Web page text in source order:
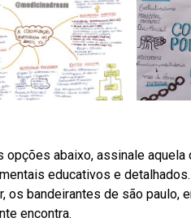
opções abaixo, assinale
educativos e
os bandeirantes de são paulo,
encontra.